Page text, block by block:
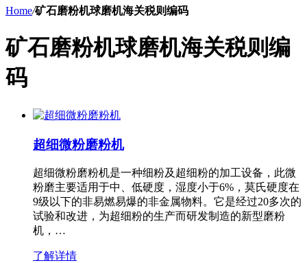
Home/矿石磨粉机球磨机海关税则编码
矿石磨粉机球磨机海关税则编
码
超细微粉磨粉机
超细微粉磨粉机是一种细粉及超细粉的加工设备，此微
粉磨主要适用于中、低硬度，湿度小于6%，莫氏硬度在
9级以下的非易燃易爆的非金属物料。它是经过20多次的
试验和改进，为超细粉的生产而研发制造的新型磨粉
机，…
了解详情